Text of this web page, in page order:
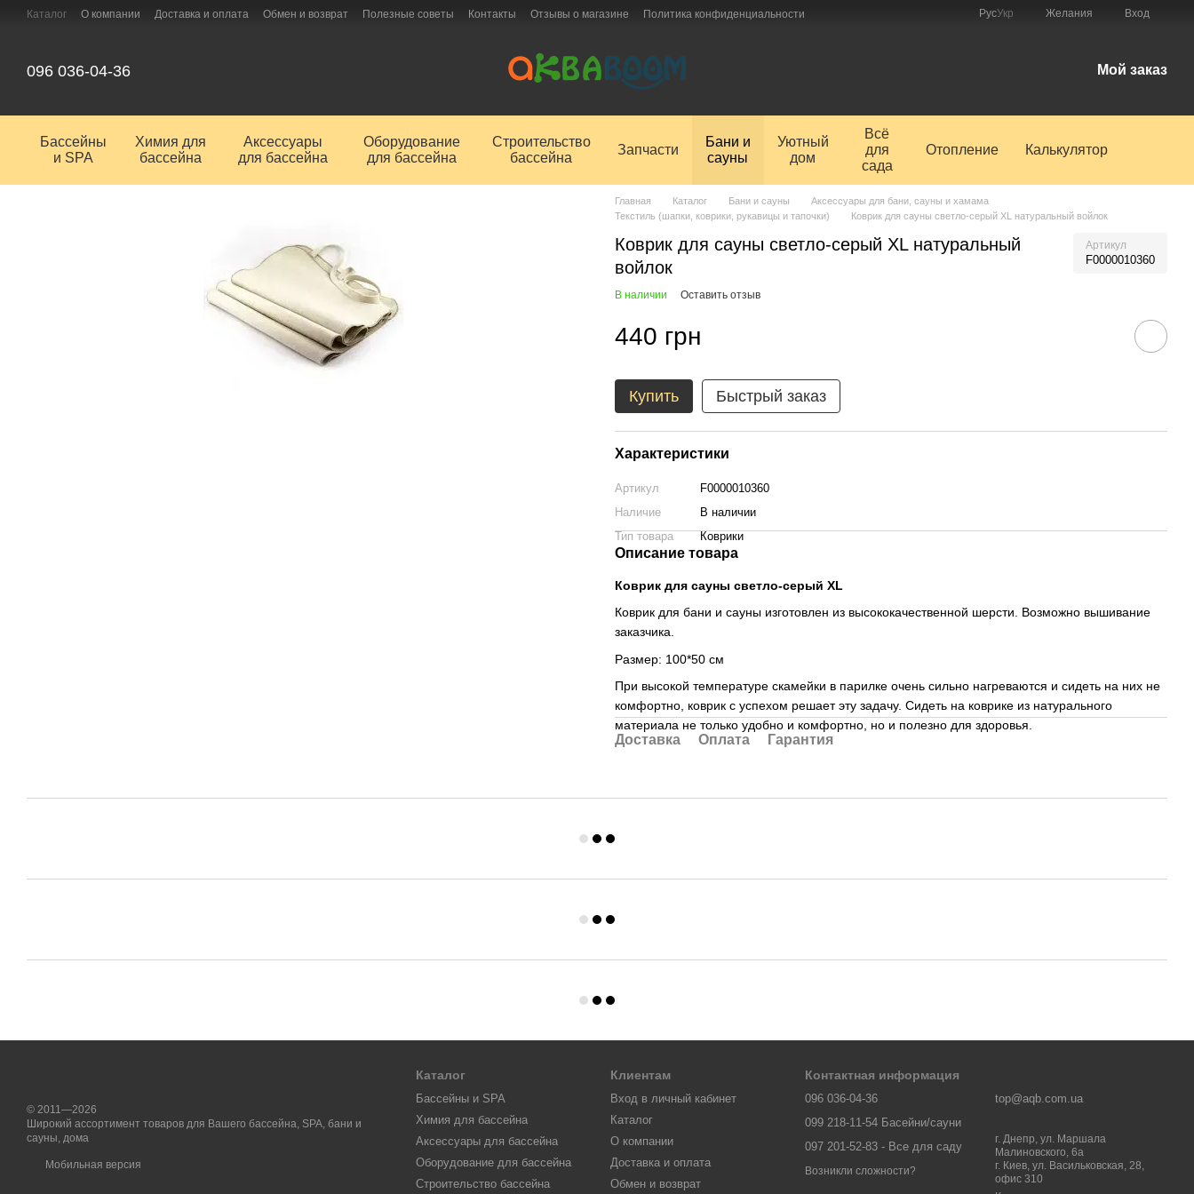
Перейти к основному контенту
Каталог О компании Доставка и оплата Обмен и возврат Полезные советы Контакты Отзывы о магазине Политика конфиденциальности РусУкр Желания Вход
096 036-04-36 Мой заказ
Бассейны
и SPA
Химия для
бассейна
Аксессуары
для бассейна
Оборудование
для бассейна
Строительство
бассейна
Запчасти
Бани и
сауны
Уютный
дом
Всё
для
сада
Отопление Калькулятор
Главная Каталог Бани и сауны
Аксессуары для бани, сауны и хамама
Текстиль (шапки, коврики, рукавицы и тапочки)
Коврик для сауны светло-серый XL натуральный войлок
Коврик для сауны светло-серый XL натуральный
войлок
Артикул
F0000010360
В наличии Оставить отзыв
440 грн
Купить Быстрый заказ
Характеристики
Артикул
F0000010360
Наличие
В наличии
Тип товара
Коврики
Описание товара
Коврик для сауны светло-серый XL
Коврик для бани и сауны изготовлен из высококачественной шерсти. Возможно вышивание
заказчика.
Размер: 100*50 см
При высокой температуре скамейки в парилке очень сильно нагреваются и сидеть на них не
комфортно, коврик с успехом решает эту задачу. Сидеть на коврике из натурального
материала не только удобно и комфортно, но и полезно для здоровья.
Доставка Оплата Гарантия
© 2011—2026
Широкий ассортимент товаров для Вашего бассейна, SPA, бани и
сауны, дома
Мобильная версия
Каталог
Бассейны и SPA
Химия для бассейна
Аксессуары для бассейна
Оборудование для бассейна
Строительство бассейна
Клиентам
Вход в личный кабинет
Каталог
О компании
Доставка и оплата
Обмен и возврат
Контактная информация
096 036-04-36
099 218-11-54 Басейни/сауни
097 201-52-83 - Все для саду
Возникли сложности?
top@aqb.com.ua
г. Днепр, ул. Маршала
Малиновского, 6а
г. Киев, ул. Васильковская, 28,
офис 310